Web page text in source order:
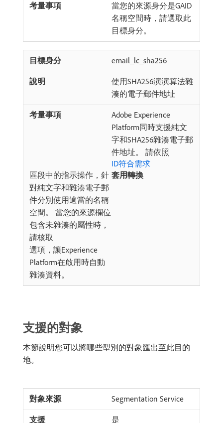
當您的來源身分是GAID
名稱空間時，請選取此
目標身分。
email_lc_sha256
使用SHA256演演算法雜
湊的電子郵件地址
Adobe Experience
Platform同時支援純文
字和SHA256雜湊電子郵
件地址。 請依照
ID符合需求
區段中的指示操作，針
對純文字和雜湊電子郵
件分別使用適當的名稱
空間。 當您的來源欄位
包含未雜湊的屬性時，
請核取​
套用轉換
​選項，讓Experience
Platform在啟用時自動
雜湊資料。
支援的對象
本節說明您可以將哪些型別的對象匯出至此目的
地。
Segmentation Service
是